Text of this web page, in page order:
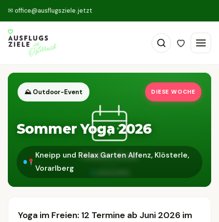
✉ office@ausflugsziele.jetzt
⛰ Outdoor-Event DIESE WOCHE
Sommer Yoga 2026
Kneipp und Relax Garten Alfenz, Klösterle,
Vorarlberg
Yoga im Freien: 12 Termine ab Juni 2026 im